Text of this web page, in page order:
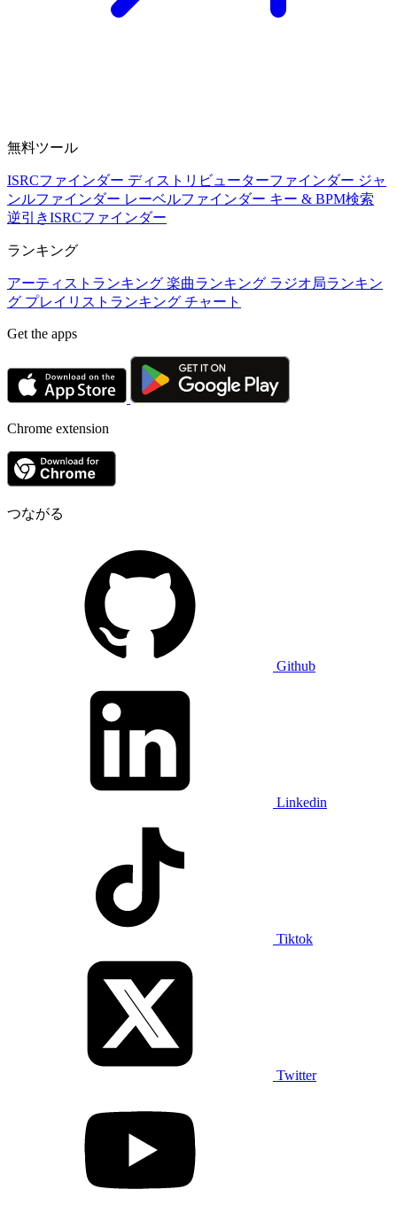
無料ツール
ISRCファインダー ディストリビューターファインダー ジャ
ンルファインダー レーベルファインダー キー & BPM検索
逆引きISRCファインダー
ランキング
アーティストランキング 楽曲ランキング ラジオ局ランキン
グ プレイリストランキング チャート
Get the apps
Chrome extension
つながる
Github
Linkedin
Tiktok
Twitter